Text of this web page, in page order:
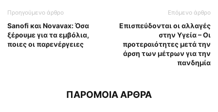
Προηγούμενο άρθρο
Sanofi και Novavax: Όσα
ξέρουμε για τα εμβόλια,
ποιες οι παρενέργειες
Επόμενο άρθρο
Επισπεύδονται οι αλλαγές
στην Υγεία – Οι
προτεραιότητες μετά την
άρση των μέτρων για την
πανδημία
ΠΑΡΟΜΟΙΑ ΑΡΘΡΑ